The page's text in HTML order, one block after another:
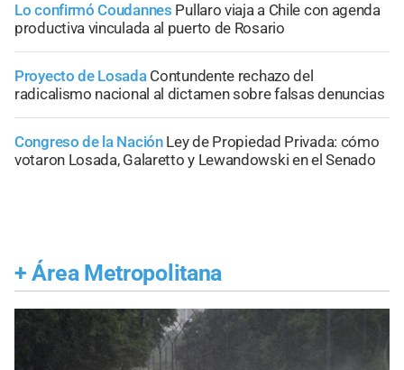
Lo confirmó Coudannes Pullaro viaja a Chile con agenda
productiva vinculada al puerto de Rosario
Proyecto de Losada Contundente rechazo del
radicalismo nacional al dictamen sobre falsas denuncias
Congreso de la Nación Ley de Propiedad Privada: cómo
votaron Losada, Galaretto y Lewandowski en el Senado
+ Área Metropolitana